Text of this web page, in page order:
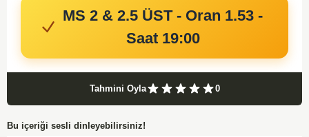
MS 2 & 2.5 ÜST - Oran 1.53 -
Saat 19:00
Tahmini Oyla 0
Bu içeriği sesli dinleyebilirsiniz!